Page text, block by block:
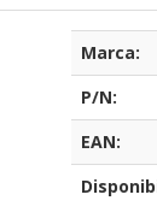
Marca:
P/N:
EAN: